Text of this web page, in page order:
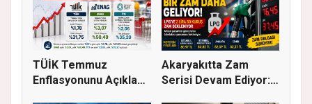
TÜİK Temmuz
Enflasyonunu Açıkladı:
Akaryakıtta Zam
Serisi Devam Ediyor: